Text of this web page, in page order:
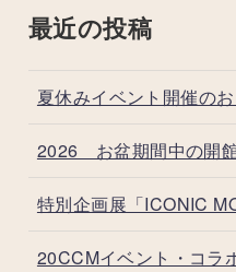
最近の投稿
夏休みイベント開催のお
2026 お盆期間中の開
特別企画展「ICONIC
20CCMイベント・コラ